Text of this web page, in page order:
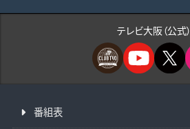
テレビ大阪（公式）
番組表